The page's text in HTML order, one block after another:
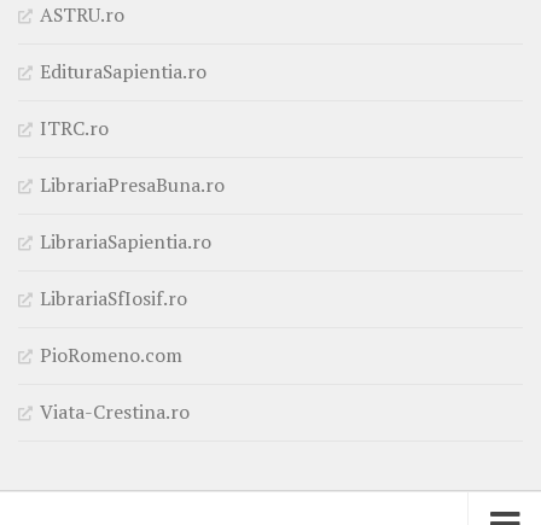
ASTRU.ro
EdituraSapientia.ro
ITRC.ro
LibrariaPresaBuna.ro
LibrariaSapientia.ro
LibrariaSfIosif.ro
PioRomeno.com
Viata-Crestina.ro